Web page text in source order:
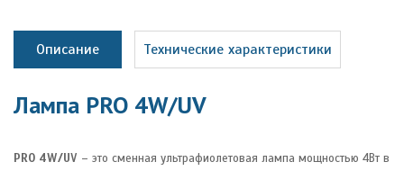
Описание Технические характеристики
Лампа PRO 4W/UV
PRO 4W/UV – это сменная ультрафиолетовая лампа мощностью 4Вт в